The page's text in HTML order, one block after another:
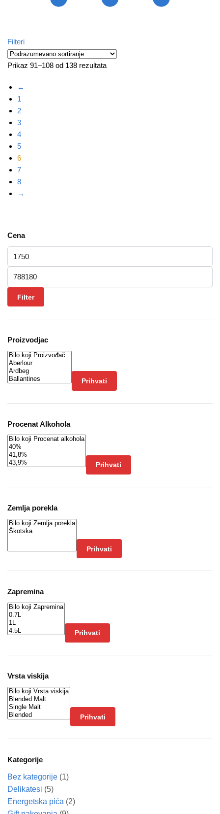
Filteri
Prikaz 91–108 od 138 rezultata
←
1
2
3
4
5
6
7
8
→
Cena
Minimalna cena
Maksimalna cena
Filter
Proizvodjac
Prihvati
Procenat Alkohola
Prihvati
Zemlja porekla
Prihvati
Zapremina
Prihvati
Vrsta viskija
Prihvati
Kategorije
Bez kategorije (1)
Delikatesi (5)
Energetska pića (2)